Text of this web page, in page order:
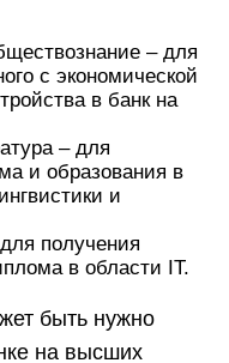
экономической
с такими учебными
и финансы.
студентов
Наши